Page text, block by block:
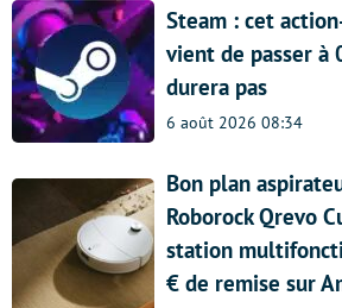
Steam : cet
vient de passer à
durera pas
6 août 2026 08:34
Bon plan
Roborock Qrevo
station
€ de remise sur